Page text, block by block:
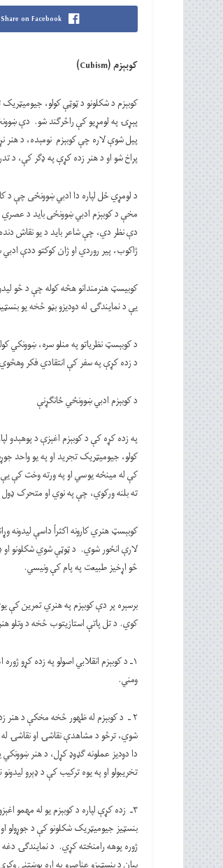
Share on Facebook
کوبېزم(Cubism)
کوبېزم د شکلونو د ټوټې کولو،
پېړۍ په لومړیو کې راڅرګند شو. دې
پیل شوې لاره چې کوبېزم نومېده، د هنر
پراخ شو او د هنر زده کړې په ډګر کې، د
د لومړي ځل لپاره دا ادبي ښوونځی چې د
مخې د کوبېزم ادبي ښوونځی باید د عصري
دې نظر دي، چې شاعر باید د یو نقاش
ژاکوب، پیر روردي او ژان کوکتو ددې
کوبیسټ هنرمندانو هڅه کوله چې د څو
یې د نمایندګۍ له دودیزو بڼو څخه یو
د کوبېسټ نظریاتو په منلو سره،
د زده کړې په سفر کې انتقادي فکر
د کوبېزم ادبي ښوونځي ځانګړنې
په زده کړه کې د کوبېزم اغېزې د پوهېدو
کولو، جیومیټریک تجرید او په یو واحد
کې له مینځه یوسي او په ورته وخت کې یې
ته بلنه ورکوي، چې په نوي او متحرک
کوبېسټ هنري کارونه اکثراً داسې
لارې انځور شوي. د ټوټې شوي شکلونو او
څو اړخیز طبیعت په پام کې ونیسي.
برسېره پر دې کوبېزم په هنري تمرین
کوي. د تل پاتې استازیتوب څخه د وتلو
۱ـ د کوبېزم انقلابي اصولو په زده کړو
ومني.
۲ ـ د کوبېزم له ظهور څخه مخکې د هنر
شوي، ترڅو د مشاهدې نقاشۍ او نقاشۍ له
دا دودیز عملونه ګډوډ کړل، د هنر
تخریبولو او په یوه ترکیب کې د ډېرو
۳ـ زده کړې لپاره د کوبېزم یو له مهمو
بنسټیز جیومیټریک شکلونو کې د جوړولو
ژوره پوهه رامنځته کړي. د نمایندګۍ